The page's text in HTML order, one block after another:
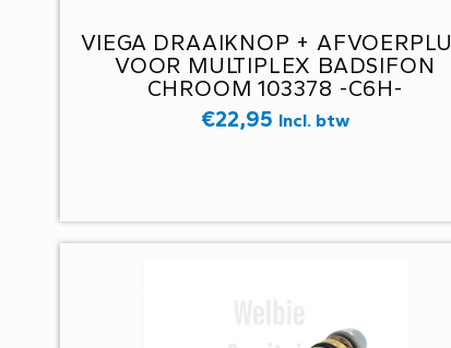
VIEGA DRAAIKNOP +
VOOR MULTIPLEX BADSIFON
CHROOM 103378 -C6H-
€22,95 Incl. btw